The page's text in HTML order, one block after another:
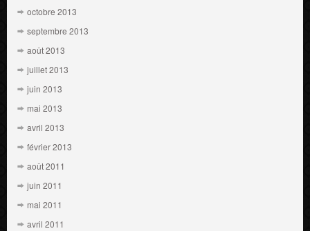
octobre 2013
septembre 2013
août 2013
juillet 2013
juin 2013
mai 2013
avril 2013
février 2013
août 2011
juin 2011
mai 2011
avril 2011